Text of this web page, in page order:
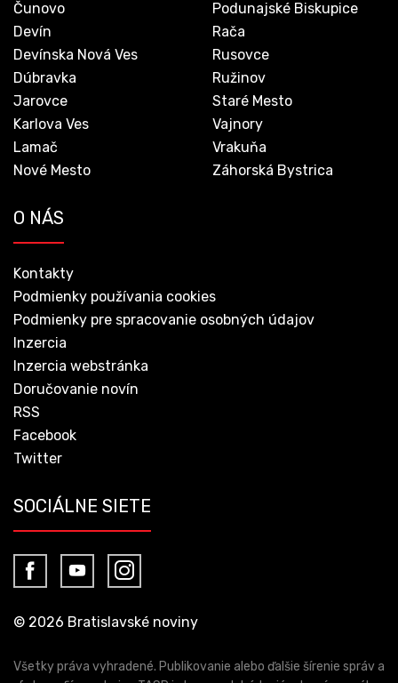
Čunovo
Devín
Devínska Nová Ves
Dúbravka
Jarovce
Karlova Ves
Lamač
Nové Mesto
Podunajské Biskupice
Rača
Rusovce
Ružinov
Staré Mesto
Vajnory
Vrakuňa
Záhorská Bystrica
O NÁS
Kontakty
Podmienky používania cookies
Podmienky pre spracovanie osobných údajov
Inzercia
Inzercia webstránka
Doručovanie novín
RSS
Facebook
Twitter
SOCIÁLNE SIETE
© 2026 Bratislavské noviny
Všetky práva vyhradené. Publikovanie alebo ďalšie šírenie správ a